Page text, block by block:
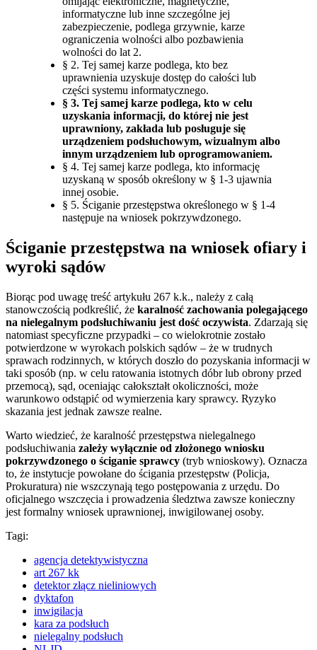
informatyczne lub inne szczególne jej
zabezpieczenie, podlega grzywnie, karze
ograniczenia wolności albo pozbawienia
wolności do lat 2.
§ 2. Tej samej karze podlega, kto bez
uprawnienia uzyskuje dostęp do całości lub
części systemu informatycznego.
§ 3. Tej samej karze podlega, kto w celu
uzyskania informacji, do której nie jest
uprawniony, zakłada lub posługuje się
urządzeniem podsłuchowym, wizualnym albo
innym urządzeniem lub oprogramowaniem.
§ 4. Tej samej karze podlega, kto informację
uzyskaną w sposób określony w § 1-3 ujawnia
innej osobie.
§ 5. Ściganie przestępstwa określonego w § 1-4
następuje na wniosek pokrzywdzonego.
Ściganie przestępstwa na wniosek ofiary i
wyroki sądów
Biorąc pod uwagę treść artykułu 267 k.k., należy z całą
stanowczością podkreślić, że karalność zachowania polegającego
na nielegalnym podsłuchiwaniu jest dość oczywista. Zdarzają się
natomiast specyficzne przypadki – co wielokrotnie zostało
potwierdzone w wyrokach polskich sądów – że w trudnych
sprawach rodzinnych, w których doszło do pozyskania informacji w
taki sposób (np. w celu ratowania istotnych dóbr lub obrony przed
przemocą), sąd, oceniając całokształt okoliczności, może
warunkowo odstąpić od wymierzenia kary sprawcy. Ryzyko
skazania jest jednak zawsze realne.
Warto wiedzieć, że karalność przestępstwa nielegalnego
podsłuchiwania zależy wyłącznie od złożonego wniosku
pokrzywdzonego o ściganie sprawcy (tryb wnioskowy). Oznacza
to, że instytucje powołane do ścigania przestępstw (Policja,
Prokuratura) nie wszczynają tego postępowania z urzędu. Do
oficjalnego wszczęcia i prowadzenia śledztwa zawsze konieczny
jest formalny wniosek uprawnionej, inwigilowanej osoby.
Tagi:
agencja detektywistyczna
art 267 kk
detektor złącz nieliniowych
dyktafon
inwigilacja
kara za podsłuch
nielegalny podsłuch